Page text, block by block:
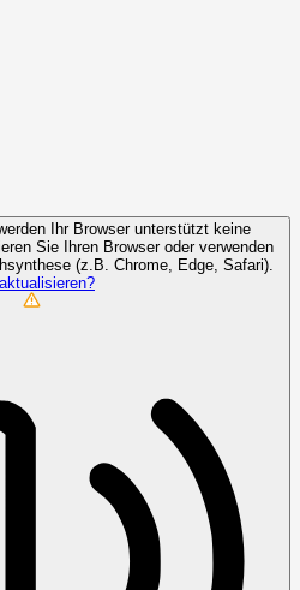
Ihr Browser unterstützt keine
Sie Ihren Browser oder verwenden
(z.B. Chrome, Edge, Safari).